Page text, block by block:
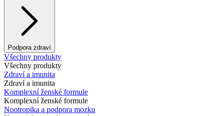
Podpora zdraví
Všechny produkty
Všechny produkty
Zdraví a imunita
Zdraví a imunita
Komplexní ženské formule
Komplexní ženské formule
Nootropika a podpora mozku